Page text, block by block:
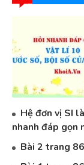
Hệ đơn vị SI
nhanh đáp gọn
Bài 2 trang